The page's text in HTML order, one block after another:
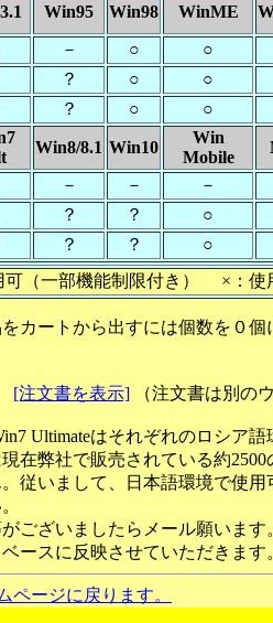
Win95 Win98 WinME
－ ○ ○
？ ○ ○
？ ○ ○
Win8/8.1 Win10
Win
Mobile
－ － －
？ ？ ○
？ ？ ○
（一部機能制限付き） ×：
カートから出すには個数を０
[注文書を表示] （注文書は別の
Ultimateはそれぞれのロシア語
在弊社で販売されている約
従いまして、日本語環境で使
ございましたらメール願いま
ースに反映させていただきます
ージに戻ります。